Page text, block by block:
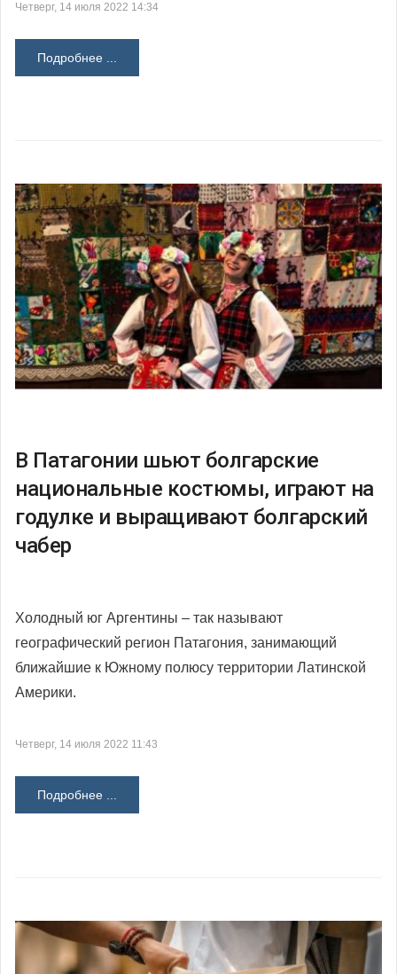
Четверг, 14 июля 2022 14:34
Подробнее ...
В Патагонии шьют болгарские
национальные костюмы, играют на
годулке и выращивают болгарский
чабер
Холодный юг Аргентины – так называют
географический регион Патагония, занимающий
ближайшие к Южному полюсу территории Латинской
Америки.
Четверг, 14 июля 2022 11:43
Подробнее ...